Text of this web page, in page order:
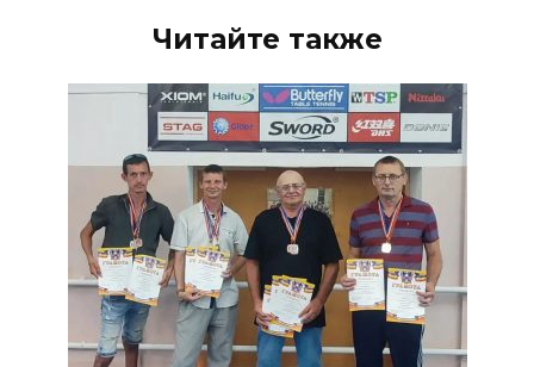
Читайте также